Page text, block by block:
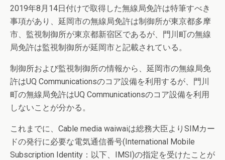
2019年8月14日付けで取得した無線局免許は特筆すべき
事項があり、延岡市の無線局免許は制御所が東京都多摩
市、監視制御所が東京都新宿区であるが、門川町の無線
局免許は監視制御所が延岡市と記載されている。
制御所および監視制御所の情報から、延岡市の無線局免
許はUQ Communicationsのコア設備を利用するが、門川
町の無線局免許はUQ Communicationsのコア設備を利用
しないことが分かる。
これまでに、Cable media waiwaiは総務大臣よりSIMカー
ドの発行に必要な電気通信番号(International Mobile
Subscription Identity：以下、IMSI)の指定を受けたことが